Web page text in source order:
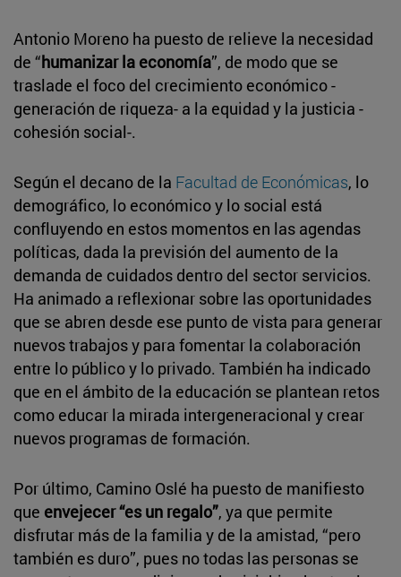
Antonio Moreno ha puesto de relieve la necesidad
de “humanizar la economía”, de modo que se
traslade el foco del crecimiento económico -
generación de riqueza- a la equidad y la justicia -
cohesión social-.
Según el decano de la Facultad de Económicas, lo
demográfico, lo económico y lo social está
confluyendo en estos momentos en las agendas
políticas, dada la previsión del aumento de la
demanda de cuidados dentro del sector servicios.
Ha animado a reflexionar sobre las oportunidades
que se abren desde ese punto de vista para generar
nuevos trabajos y para fomentar la colaboración
entre lo público y lo privado. También ha indicado
que en el ámbito de la educación se plantean retos
como educar la mirada intergeneracional y crear
nuevos programas de formación.
Por último, Camino Oslé ha puesto de manifiesto
que envejecer “es un regalo”, ya que permite
disfrutar más de la familia y de la amistad, “pero
también es duro”, pues no todas las personas se